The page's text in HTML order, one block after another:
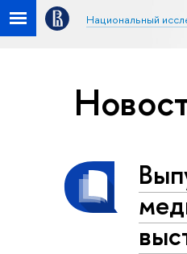
Национальный